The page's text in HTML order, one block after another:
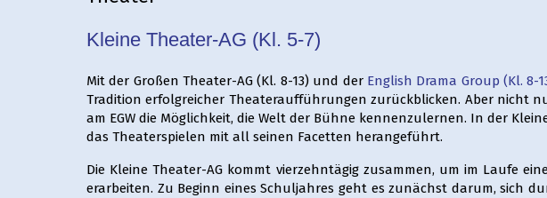
Kleine Theater-AG (Kl. 5-7)
Mit der Großen Theater-AG (Kl. 8-13) und der English Drama Group (Kl. 8-
Tradition erfolgreicher Theateraufführungen zurückblicken. Aber nicht
am EGW die Möglichkeit, die Welt der Bühne kennenzulernen. In der
das Theaterspielen mit all seinen Facetten herangeführt.
Die Kleine Theater-AG kommt vierzehntägig zusammen, um im Laufe
erarbeiten. Zu Beginn eines Schuljahres geht es zunächst darum, sich